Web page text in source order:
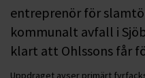
entreprenör för
kommunalt avfall i
klart att Ohlssons får
Uppdraget avser primärt